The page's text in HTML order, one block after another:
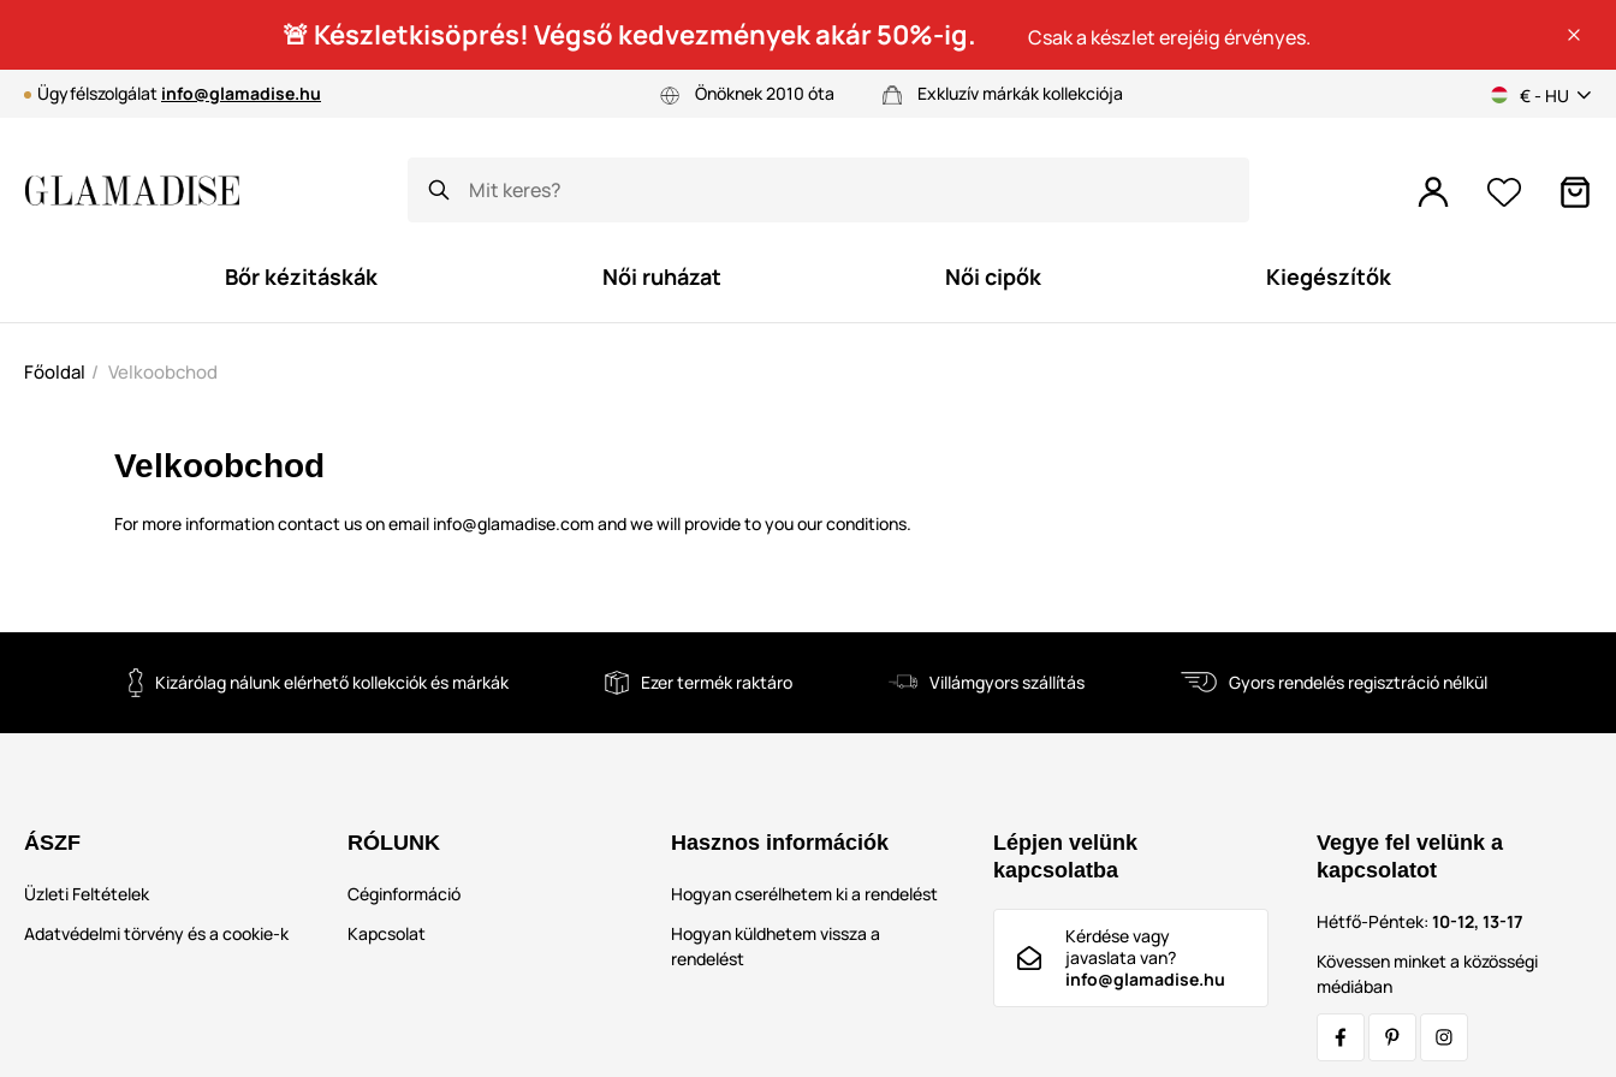
🚨 Készletkisöprés! Végső kedvezmények akár 50%-ig. Csak a készlet erejéig érvényes.
Ügyfélszolgálat info@glamadise.hu Önöknek 2010 óta Exkluzív márkák kollekciója € - HU
Bőr kézitáskák Női ruházat Női cipők Kiegészítők
Főoldal Velkoobchod
Velkoobchod
For more information contact us on email info@glamadise.com and we will provide to you our conditions.
Kizárólag nálunk elérhető kollekciók és márkák Ezer termék raktáro Villámgyors szállítás Gyors rendelés regisztráció nélkül
ÁSZF
Üzleti Feltételek
Adatvédelmi törvény és a cookie-k
RÓLUNK
Céginformáció
Kapcsolat
Hasznos információk
Hogyan cserélhetem ki a rendelést
Hogyan küldhetem vissza a
rendelést
Lépjen velünk
kapcsolatba
Kérdése vagy
javaslata van?
info@glamadise.hu
Vegye fel velünk a
kapcsolatot
Hétfő-Péntek:10-12, 13-17
Kövessen minket a közösségi
médiában